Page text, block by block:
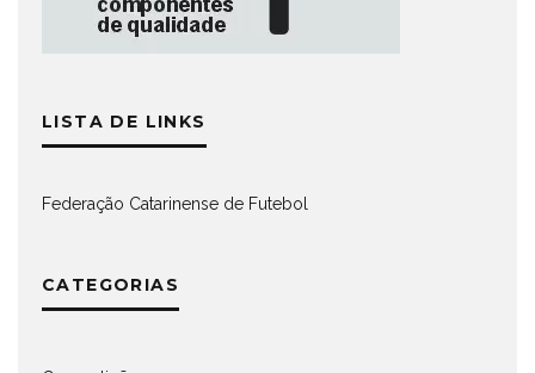
LISTA DE LINKS
Federação Catarinense de Futebol
CATEGORIAS